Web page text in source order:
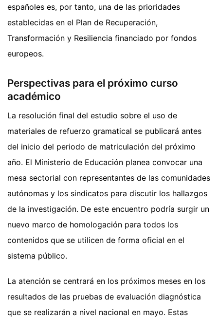
españoles es, por tanto, una de las prioridades
establecidas en el Plan de Recuperación,
Transformación y Resiliencia financiado por fondos
europeos.
Perspectivas para el próximo curso
académico
La resolución final del estudio sobre el uso de
materiales de refuerzo gramatical se publicará antes
del inicio del periodo de matriculación del próximo
año. El Ministerio de Educación planea convocar una
mesa sectorial con representantes de las comunidades
autónomas y los sindicatos para discutir los hallazgos
de la investigación. De este encuentro podría surgir un
nuevo marco de homologación para todos los
contenidos que se utilicen de forma oficial en el
sistema público.
La atención se centrará en los próximos meses en los
resultados de las pruebas de evaluación diagnóstica
que se realizarán a nivel nacional en mayo. Estas